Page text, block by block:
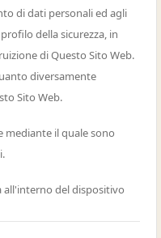
di dati personali ed agli
della sicurezza, in
di Questo Sito Web.
diversamente
Sito Web.
il quale sono
all'interno del dispositivo